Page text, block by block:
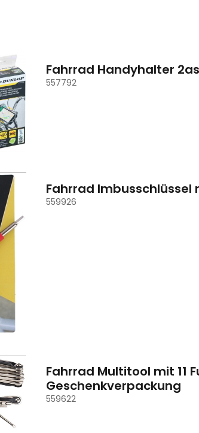
Fahrrad Handyhalter
557792
Fahrrad Imbusschlüssel
559926
Fahrrad Multitool mit 11
Geschenkverpackung
559622